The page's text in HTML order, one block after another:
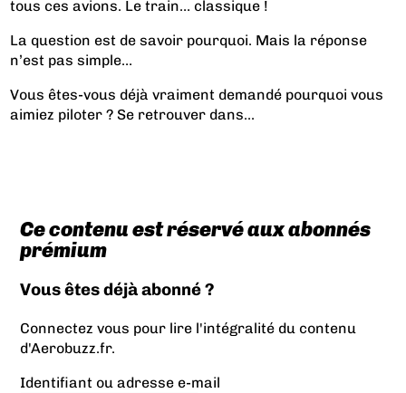
tous ces avions. Le train… classique !
La question est de savoir pourquoi. Mais la réponse
n’est pas simple…
Vous êtes-vous déjà vraiment demandé pourquoi vous
aimiez piloter ? Se retrouver dans...
Ce contenu est réservé aux abonnés
prémium
Vous êtes déjà abonné ?
Connectez vous pour lire l'intégralité du contenu
d'Aerobuzz.fr.
Identifiant ou adresse e-mail